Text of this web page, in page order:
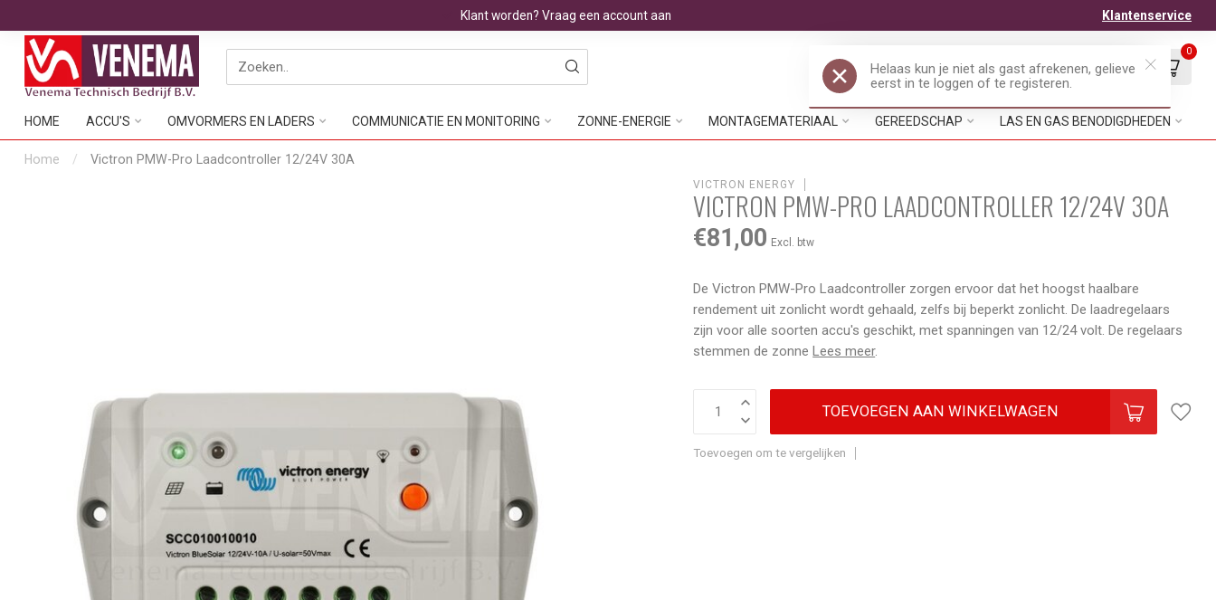
Klant worden? Vraag een account aan Klantenservice
EUR Mijn account Verlanglijst
0
HOME ACCU'S OMVORMERS EN LADERS COMMUNICATIE EN MONITORING ZONNE-ENERGIE MONTAGEMATERIAAL GEREEDSCHAP LAS EN GAS BENODIGDHEDEN
Home / Victron PMW-Pro Laadcontroller 12/24V 30A
VICTRON ENERGY
VICTRON PMW-PRO LAADCONTROLLER 12/24V 30A
€81,00 Excl. btw
De Victron PMW-Pro Laadcontroller zorgen ervoor dat het hoogst haalbare
rendement uit zonlicht wordt gehaald, zelfs bij beperkt zonlicht. De laadregelaars
zijn voor alle soorten accu's geschikt, met spanningen van 12/24 volt. De regelaars
stemmen de zonneLees meer.
TOEVOEGEN AAN WINKELWAGEN
Toevoegen om te vergelijken